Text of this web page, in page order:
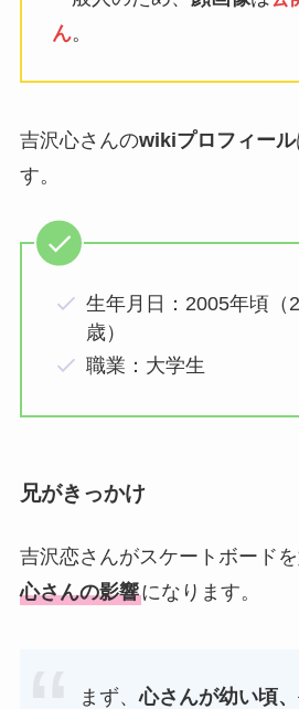
ん。
吉沢心さんのwikiプロフィール
す。
生年月日：2005年頃（
歳）
職業：大学生
兄がきっかけ
吉沢恋さんがスケートボードを
心さんの影響になります。
まず、心さんが幼い頃